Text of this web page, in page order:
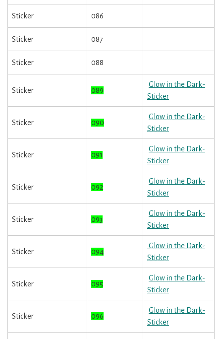
Sticker 086
Sticker 087
Sticker 088
Sticker 089
Glow in the Dark-
Sticker
Sticker 090
Glow in the Dark-
Sticker
Sticker 091
Glow in the Dark-
Sticker
Sticker 092
Glow in the Dark-
Sticker
Sticker 093
Glow in the Dark-
Sticker
Sticker 094
Glow in the Dark-
Sticker
Sticker 095
Glow in the Dark-
Sticker
Sticker 096
Glow in the Dark-
Sticker